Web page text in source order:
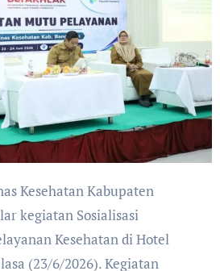
Kesehatan Kabupaten
kegiatan Sosialisasi
Kesehatan di Hotel
(23/6/2026). Kegiatan